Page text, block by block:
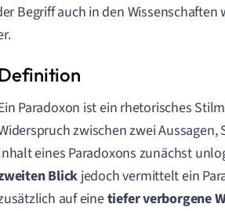
Begriff auch in den
Paradoxon ist ein rhetorisches
zwischen zwei
eines Paradoxons zunächst
Blick jedoch vermittelt ein
auf einetiefer verborgene